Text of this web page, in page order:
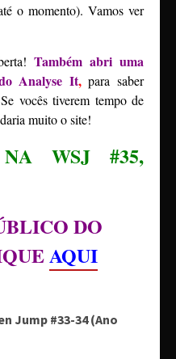
o momento). Vamos ver
Também abri uma
Analyse It,para saber
vocês tiverem tempo de
muito o site!
WSJ #35,
DO
AQUI
Jump #33-34 (Ano